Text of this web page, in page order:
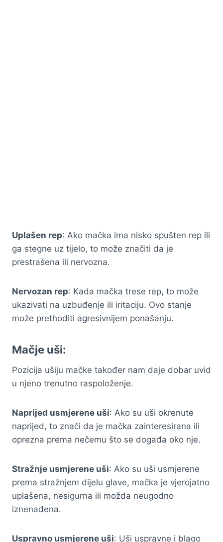
Uplašen rep: Ako mačka ima nisko spušten rep ili
ga stegne uz tijelo, to može značiti da je
prestrašena ili nervozna.
Nervozan rep: Kada mačka trese rep, to može
ukazivati na uzbuđenje ili iritaciju. Ovo stanje
može prethoditi agresivnijem ponašanju.
Mačje uši:
Pozicija ušiju mačke također nam daje dobar uvid
u njeno trenutno raspoloženje.
Naprijed usmjerene uši: Ako su uši okrenute
naprijed, to znači da je mačka zainteresirana ili
oprezna prema nečemu što se događa oko nje.
Stražnje usmjerene uši: Ako su uši usmjerene
prema stražnjem dijelu glave, mačka je vjerojatno
uplašena, nesigurna ili možda neugodno
iznenađena.
Uspravno usmjerene uši: Uši uspravne i blago